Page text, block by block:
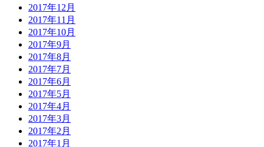
2017年12月
2017年11月
2017年10月
2017年9月
2017年8月
2017年7月
2017年6月
2017年5月
2017年4月
2017年3月
2017年2月
2017年1月